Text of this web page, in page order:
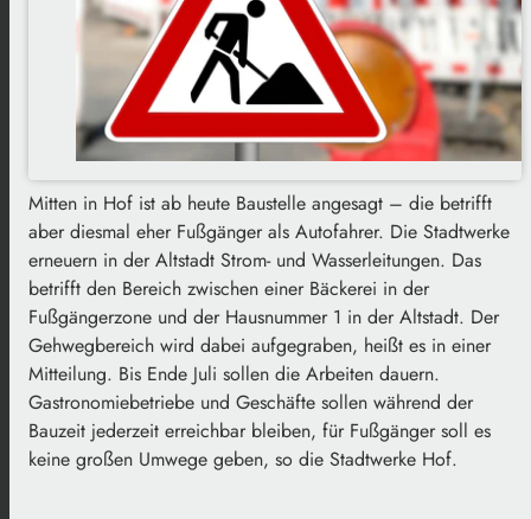
Mitten in Hof ist ab heute Baustelle angesagt – die betrifft
aber diesmal eher Fußgänger als Autofahrer. Die Stadtwerke
erneuern in der Altstadt Strom- und Wasserleitungen. Das
betrifft den Bereich zwischen einer Bäckerei in der
Fußgängerzone und der Hausnummer 1 in der Altstadt. Der
Gehwegbereich wird dabei aufgegraben, heißt es in einer
Mitteilung. Bis Ende Juli sollen die Arbeiten dauern.
Gastronomiebetriebe und Geschäfte sollen während der
Bauzeit jederzeit erreichbar bleiben, für Fußgänger soll es
keine großen Umwege geben, so die Stadtwerke Hof.